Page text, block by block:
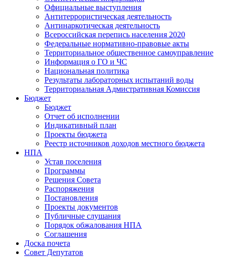
Официальные выступления
Антитеррористическая деятельность
Антинаркотическая деятельность
Всероссийская перепись населения 2020
Федеральные нормативно-правовые акты
Территориальное общественное самоуправление
Информация о ГО и ЧС
Национальная политика
Результаты лабораторных испытаний воды
Территориальная Адмистративная Комиссия
Бюджет
Бюджет
Отчет об исполнении
Индикативный план
Проекты бюджета
Реестр источников доходов местного бюджета
НПА
Устав поселения
Программы
Решения Совета
Распоряжения
Постановления
Проекты документов
Публичные слушания
Порядок обжалования НПА
Соглашения
Доска почета
Совет Депутатов